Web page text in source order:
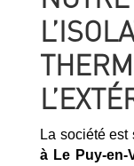
La société
à Le Puy-en-